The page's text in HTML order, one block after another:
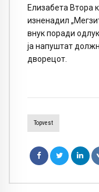
Елизабета Втора
изненадил
внук поради
ја напуштат
дворецот.
Topvest